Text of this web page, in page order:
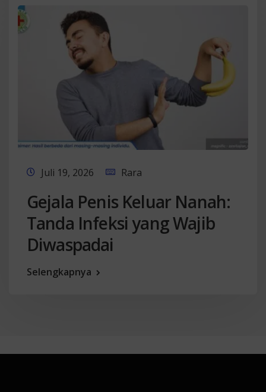
Juli 19, 2026 Rara
Gejala Penis Keluar Nanah:
Tanda Infeksi yang Wajib
Diwaspadai
Selengkapnya